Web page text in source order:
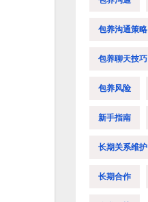
包养沟通策略
包养聊天技巧
包养风险
新手指南
长期关系维护
长期合作